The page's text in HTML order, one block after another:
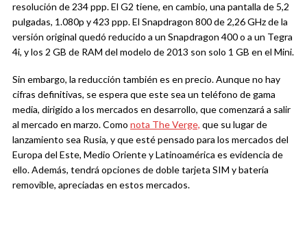
resolución de 234 ppp. El G2 tiene, en cambio, una pantalla de 5,2
pulgadas, 1.080p y 423 ppp. El Snapdragon 800 de 2,26 GHz de la
versión original quedó reducido a un Snapdragon 400 o a un Tegra
4i, y los 2 GB de RAM del modelo de 2013 son solo 1 GB en el Mini.
Sin embargo, la reducción también es en precio. Aunque no hay
cifras definitivas, se espera que este sea un teléfono de gama
media, dirigido a los mercados en desarrollo, que comenzará a salir
al mercado en marzo. Como nota The Verge, que su lugar de
lanzamiento sea Rusia, y que esté pensado para los mercados del
Europa del Este, Medio Oriente y Latinoamérica es evidencia de
ello. Además, tendrá opciones de doble tarjeta SIM y batería
removible, apreciadas en estos mercados.